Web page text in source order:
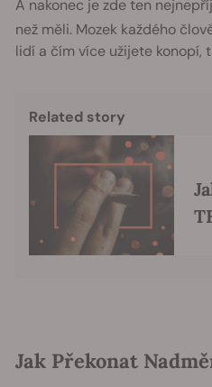
A nakonec je zde ten
než měli. Mozek každého
lidí a čím více užijete konopí,
Related story
Jak Překonat